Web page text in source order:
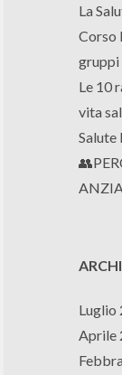
La
Corso
gruppi
Le 10
vita
Salute
Luglio
Aprile